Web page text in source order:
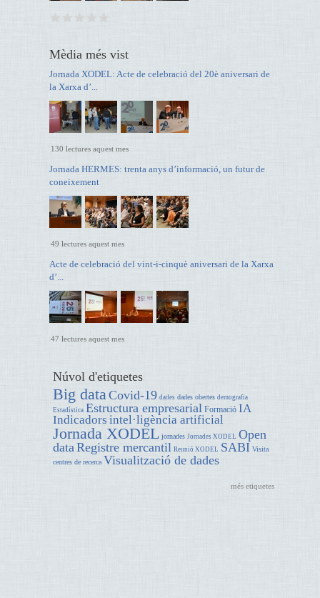
Mèdia més vist
Jornada XODEL: Acte de celebració del 20è aniversari de
la Xarxa d’...
130 lectures aquest mes
Jornada HERMES: trenta anys d’informació, un futur de
coneixement
49 lectures aquest mes
Acte de celebració del vint-i-cinquè aniversari de la Xarxa
d’...
47 lectures aquest mes
Núvol d'etiquetes
Big data Covid-19 dades dades obertes demografia
Estadística Estructura empresarial Formació IA
Indicadors intel·ligència artificial
Jornada XODEL jornades Jornades XODEL Open
data Registre mercantil Reunió XODEL SABI Visita
centres de recerca Visualització de dades
més etiquetes